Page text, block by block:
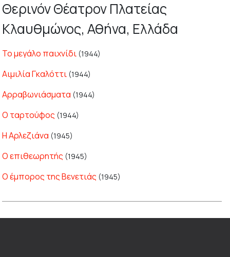
Θερινόν Θέατρον Πλατείας
Κλαυθμώνος, Αθήνα, Ελλάδα
Το μεγάλο παιχνίδι (1944)
Αιμιλία Γκαλόττι (1944)
Αρραβωνιάσματα (1944)
Ο ταρτούφος (1944)
Η Αρλεζιάνα (1945)
Ο επιθεωρητής (1945)
Ο έμπορος της Βενετιάς (1945)